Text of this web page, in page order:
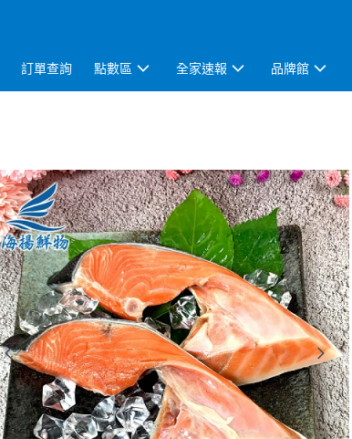
訂單查詢 點數區 全家速報 品牌館